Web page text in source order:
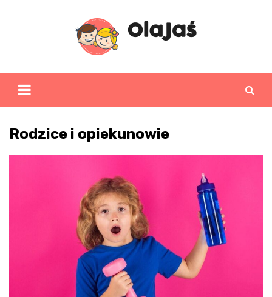
Rodzice i opiekunowie